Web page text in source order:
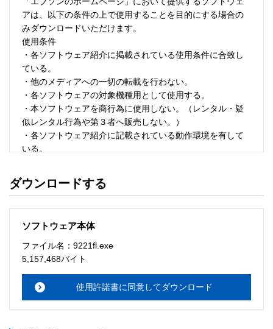
アは、以下の条件の上で使用することを目的にする場合の
みダウンロードいただけます。
使用条件
・各ソフトウェア紹介に掲載されている使用条件に合致し
ている。
・他のメディアへの一切の転載を行わない。
・各ソフトウェアの対象機種用として使用する。
・本ソフトウェアを商行為に使用しない。（レンタル・疑
似レンタル行為や第３者へ販売しない。）
・各ソフトウェア紹介に記載されている動作環境を有して
いる。
・ソフトウェアを改変、またはリバースエンジニアリング
ソフトウェアのサポート
・本サーバでは、ユーザーサポートは行いません。搭載ソ
メーションセンターまでお願い
ルをお読み下さい。
ダウンロードする
ソフトウェア本体
ファイル名：9221fl.exe
5,157,468バイト
使用許諾書に同意してダウンロード